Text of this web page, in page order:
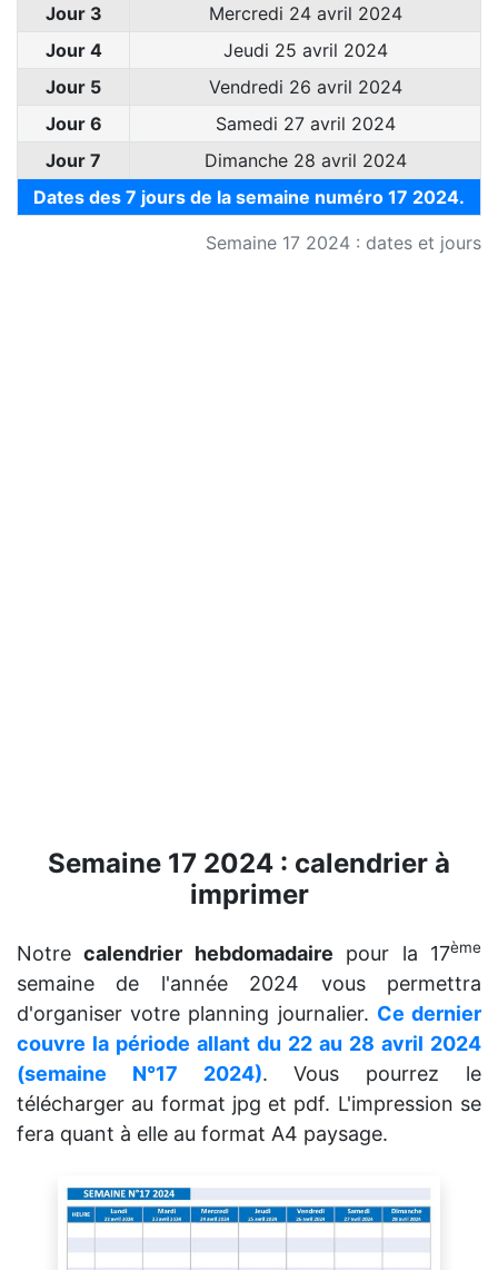
Semaine 17 2024 : dates et jours
Jour 3
Mercredi 24 avril 2024
Jour 4
Jeudi 25 avril 2024
Jour 5
Vendredi 26 avril 2024
Jour 6
Samedi 27 avril 2024
Jour 7
Dimanche 28 avril 2024
Dates des 7 jours de la semaine numéro 17 2024.
Semaine 17 2024 : calendrier à
imprimer
Notrecalendrier hebdomadaire pour la 17ème
semaine de l'année 2024 vous permettra
d'organiser votre planning journalier. Ce dernier
couvre la période allant du 22 au 28 avril 2024
(semaine N°17 2024). Vous pourrez le
télécharger au format jpg et pdf. L'impression se
fera quant à elle au format A4 paysage.